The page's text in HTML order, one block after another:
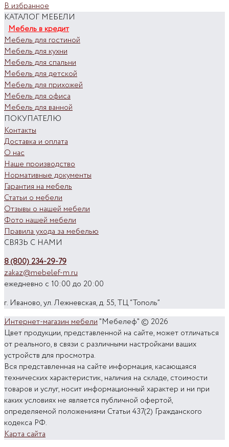
В избранное
КАТАЛОГ МЕБЕЛИ
Мебель в кредит
Мебель для гостиной
Мебель для кухни
Мебель для спальни
Мебель для детской
Мебель для прихожей
Мебель для офиса
Мебель для ванной
ПОКУПАТЕЛЮ
Контакты
Доставка и оплата
О нас
Наше производство
Нормативные документы
Гарантия на мебель
Статьи о мебели
Отзывы о нашей мебели
Фото нашей мебели
Правила ухода за мебелью
СВЯЗЬ С НАМИ
8 (800) 234-29-79
zakaz@mebelef-m.ru
ежедневно с 10:00 до 20:00
г. Иваново, ул. Лежневская, д. 55, ТЦ “Тополь”
Интернет-магазин мебели"Мебелеф" © 2026
Цвет продукции, представленной на сайте, может отличаться
от реального, в связи с различными настройками ваших
устройств для просмотра.
Вся представленная на сайте информация, касающаяся
технических характеристик, наличия на складе, стоимости
товаров и услуг, носит информационный характер и ни при
каких условиях не является публичной офертой,
определяемой положениями Статьи 437(2) Гражданского
кодекса РФ.
Карта сайта